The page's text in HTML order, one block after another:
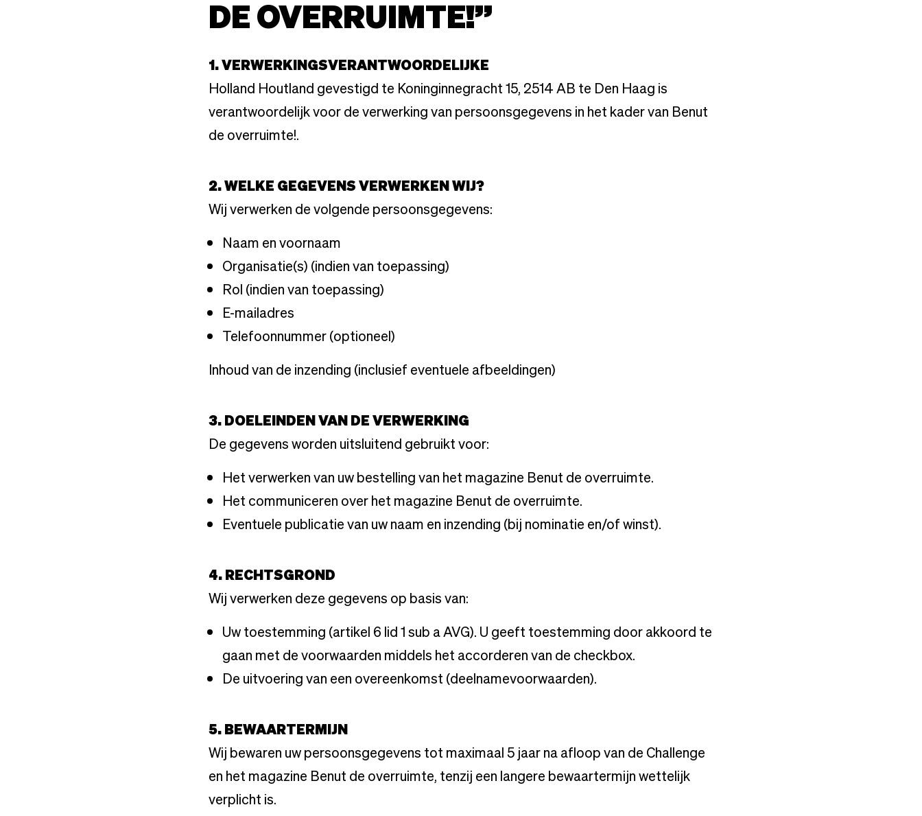
DE OVERRUIMTE!”
1. VERWERKINGSVERANTWOORDELIJKE
Holland Houtland gevestigd te Koninginnegracht 15, 2514 AB te Den Haag is
verantwoordelijk voor de verwerking van persoonsgegevens in het kader van Benut
de overruimte!.
2. WELKE GEGEVENS VERWERKEN WIJ?
Wij verwerken de volgende persoonsgegevens:
Naam en voornaam
Organisatie(s) (indien van toepassing)
Rol (indien van toepassing)
E-mailadres
Telefoonnummer (optioneel)
Inhoud van de inzending (inclusief eventuele afbeeldingen)
3. DOELEINDEN VAN DE VERWERKING
De gegevens worden uitsluitend gebruikt voor:
Het verwerken van uw bestelling van het magazine Benut de overruimte.
Het communiceren over het magazine Benut de overruimte.
Eventuele publicatie van uw naam en inzending (bij nominatie en/of winst).
4. RECHTSGROND
Wij verwerken deze gegevens op basis van:
Uw toestemming (artikel 6 lid 1 sub a AVG). U geeft toestemming door akkoord te
gaan met de voorwaarden middels het accorderen van de checkbox.
De uitvoering van een overeenkomst (deelnamevoorwaarden).
5. BEWAARTERMIJN
Wij bewaren uw persoonsgegevens tot maximaal 5 jaar na afloop van de Challenge
en het magazine Benut de overruimte, tenzij een langere bewaartermijn wettelijk
verplicht is.